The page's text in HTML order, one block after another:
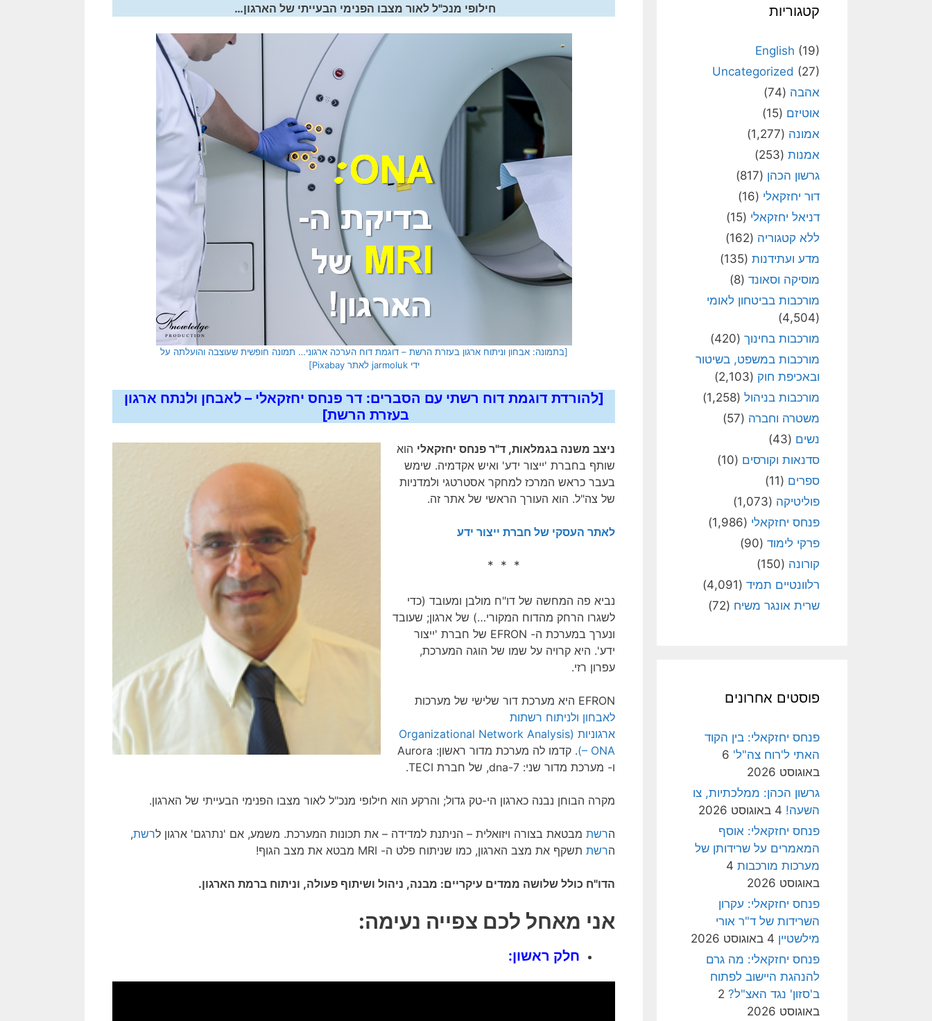
חילופי מנכ"ל לאור מצבו הפנימי הבעייתי של הארגון…
[בתמונה: אבחון וניתוח ארגון בעזרת הרשת – דוגמת דוח הערכה ארגוני… תמונה חופשית שעוצבה והועלתה על
ידי jarmoluk לאתר Pixabay]
[להורדת דוגמת דוח רשתי עם הסברים:דר פנחס יחזקאלי – לאבחן ולנתח ארגון
בעזרת הרשת]
ניצב משנה בגמלאות, ד"ר פנחס יחזקאלי הוא
שותף בחברת 'ייצור ידע' ואיש אקדמיה. שימש
בעבר כראש המרכז למחקר אסטרטגי ולמדניות
של צה"ל. הוא העורך הראשי של אתר זה.
לאתר העסקי של חברת ייצור ידע
* * *
נביא פה המחשה של דו"ח מולבן ומעובד (כדי
לשגרו הרחק מהדוח המקורי…) של ארגון; שעובד
ונערך במערכת ה- EFRON של חברת 'ייצור
ידע'. היא קרויה על שמו של הוגה המערכת,
עפרון רזי.
EFRON היא מערכת דור שלישי של מערכות
לאבחון ולניתוח רשתות
ארגוניות (Organizational Network Analysis
– ONA)
. קדמו לה מערכת מדור ראשון: Aurora
ו- מערכת מדור שני: dna-7, של חברת TECI.
מקרה הבוחן נבנה כארגון הי-טק גדול; והרקע הוא חילופי מנכ"ל לאור מצבו הפנימי הבעייתי של הארגון.
הרשת מבטאת בצורה ויזואלית – הניתנת למדידה – את תכונות המערכת. משמע, אם 'נתרגם' ארגון לרשת,
הרשת תשקף את מצב הארגון, כמו שניתוח פלט ה- MRI מבטא את מצב הגוף!
הדו"ח כולל שלושה ממדים עיקריים: מבנה, ניהול ושיתוף פעולה, וניתוח ברמת הארגון.
אני מאחל לכם צפייה נעימה:
חלק ראשון:
קטגוריות
English (19)
Uncategorized (27)
אהבה (74)
אוטיזם (15)
אמונה (1,277)
אמנות (253)
גרשון הכהן (817)
דור יחזקאלי (16)
דניאל יחזקאלי (15)
ללא קטגוריה (162)
מדע ועתידנות (135)
מוסיקה וסאונד (8)
מורכבות בביטחון לאומי
(4,504)
מורכבות בחינוך (420)
מורכבות במשפט, בשיטור
ובאכיפת חוק (2,103)
מורכבות בניהול (1,258)
משטרה וחברה (57)
נשים (43)
סדנאות וקורסים (10)
ספרים (11)
פוליטיקה (1,073)
פנחס יחזקאלי (1,986)
פרקי לימוד (90)
קורונה (150)
רלוונטיים תמיד (4,091)
שרית אונגר משיח (72)
פוסטים אחרונים
פנחס יחזקאלי: בין הקוד
האתי ל'רוח צה"ל' 6
באוגוסט 2026
גרשון הכהן: ממלכתיות, צו
השעה! 4 באוגוסט 2026
פנחס יחזקאלי: אוסף
המאמרים על שרידותן של
מערכות מורכבות 4
באוגוסט 2026
פנחס יחזקאלי: עקרון
השרידות של ד"ר אורי
מילשטיין 4 באוגוסט 2026
פנחס יחזקאלי: מה גרם
להנהגת היישוב לפתוח
ב'סזון' נגד האצ"ל? 2
באוגוסט 2026